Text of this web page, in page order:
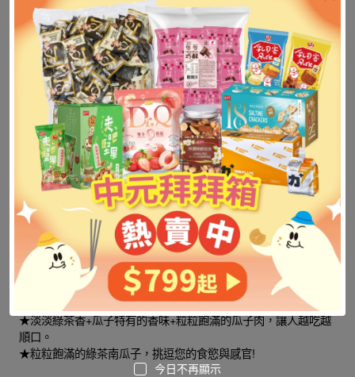
★精選特級西瓜子、以醬油調理烘製而成。
★絕不含防腐劑。
★黑瓜子是從"瓜子西瓜"採收而來，瓜子西瓜是中國的特產，專
供採收種子，加工焙炒後食用。
★擁有醬油特有的甜味與香味。
《盛香珍》南瓜子150gX10包入(箱)
★精選特大粒南瓜子、衛生烘焙而成。
★絕無添加漂白劑、純天然無防腐劑。
★本產品因未經漂白處理，成品偏黃褐色偶有色小斑點，屬正常
現象，請安心食用。
★此產品有淡淡的甘甜味，口齒留香。
《盛香珍》綠茶南瓜子130gX10包入(箱)
★南瓜子加上綠茶粉衛生烘焙，綠茶清香回味無窮。
★絕無添加漂白劑、純天然無防腐劑。
★南瓜種子俗稱「白瓜子」，加上精選綠茶粉一起烘焙，口味獨
特，齒間留香是極有品味的休閒點心。
★淡淡綠茶香+瓜子特有的香味+粒粒飽滿的瓜子肉，讓人越吃越
順口。
★粒粒飽滿的綠茶南瓜子，挑逗您的食慾與感官!
今日不再顯示